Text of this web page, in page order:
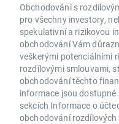
Obchodování s
pro všechny investory,
spekulativní a rizikovou
obchodování Vám
veškerými potenciálními
rozdílovými smlouvami,
obchodování těchto
informace jsou
sekcích Informace o
obchodování rozdílových